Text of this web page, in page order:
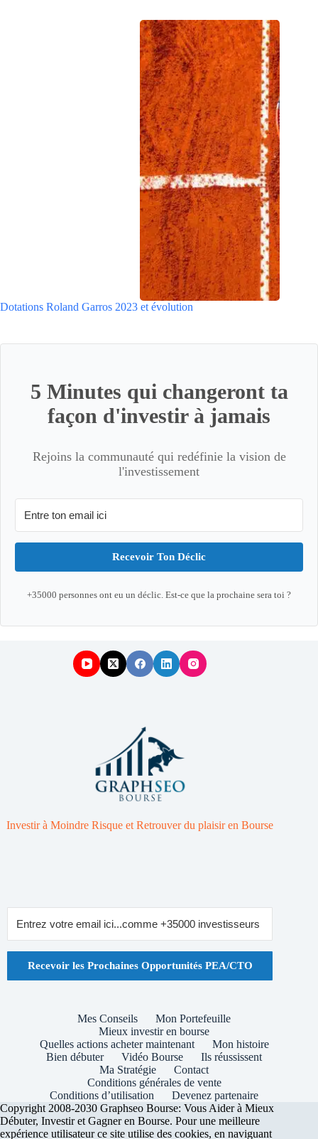
Dotations Roland Garros 2023 et évolution
5 Minutes qui changeront ta
façon d'investir à jamais
Rejoins la communauté qui redéfinie la vision de
l'investissement
Recevoir Ton Déclic
+35000 personnes ont eu un déclic. Est-ce que la prochaine sera toi ?
Investir à Moindre Risque et Retrouver du plaisir en Bourse
Recevoir les Prochaines Opportunités PEA/CTO
Mes Conseils
Mon Portefeuille
Mieux investir en bourse
Quelles actions acheter maintenant
Mon histoire
Bien débuter
Vidéo Bourse
Ils réussissent
Ma Stratégie
Contact
Conditions générales de vente
Conditions d’utilisation
Devenez partenaire
Copyright 2008-2030 Graphseo Bourse: Vous Aider à Mieux
Débuter, Investir et Gagner en Bourse. Pour une meilleure
expérience utilisateur ce site utilise des cookies, en naviguant